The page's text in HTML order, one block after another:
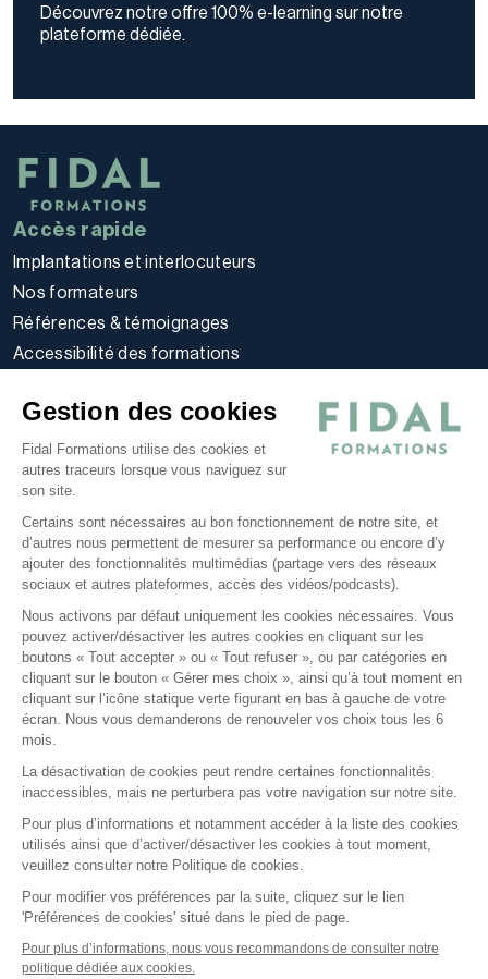
Gestion des cookies
Fidal Formations utilise des cookies et
autres traceurs lorsque vous naviguez sur
son site.
Certains sont nécessaires au bon fonctionnement de notre site, et
d’autres nous permettent de mesurer sa performance ou encore d’y
ajouter des fonctionnalités multimédias (partage vers des réseaux
sociaux et autres plateformes, accès des vidéos/podcasts).
Nous activons par défaut uniquement les cookies nécessaires. Vous
pouvez activer/désactiver les autres cookies en cliquant sur les
boutons « Tout accepter » ou « Tout refuser », ou par catégories en
cliquant sur le bouton « Gérer mes choix », ainsi qu’à tout moment en
cliquant sur l’icône statique verte figurant en bas à gauche de votre
écran. Nous vous demanderons de renouveler vos choix tous les 6
mois.
La désactivation de cookies peut rendre certaines fonctionnalités
inaccessibles, mais ne perturbera pas votre navigation sur notre site.
Pour plus d’informations et notamment accéder à la liste des cookies
utilisés ainsi que d’activer/désactiver les cookies à tout moment,
veuillez consulter notre Politique de cookies.
Pour modifier vos préférences par la suite, cliquez sur le lien
'Préférences de cookies' situé dans le pied de page.
Pour plus d’informations, nous vous recommandons de consulter notre
politique dédiée aux cookies.
Découvrez notre offre 100% e-learning sur notre
plateforme dédiée.
Accès rapide
Implantations et interlocuteurs
Nos formateurs
Références & témoignages
Accessibilité des formations
Politique d’utilisation des cookies
Politique de confidentialité
Conditions générales
Nos offres
E-learning
Formations certifiantes
Formations inter-entreprises
Formations intra-entreprises
Cycles d'actualité
Soyez alerté de nos nouvelles informations
Suivez-nous sur Linkedin
2026 Tous droits réservés.
Fidal Formations par Lemon Interactive
Gestion des cookies
Mentions légales